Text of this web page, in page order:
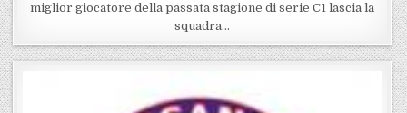
miglior giocatore della passata stagione di serie C1 lascia la
squadra…